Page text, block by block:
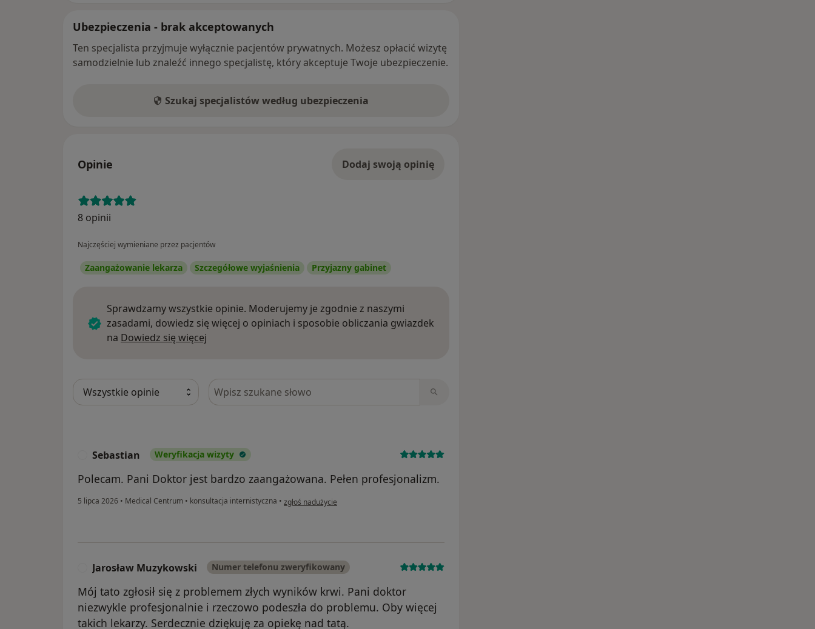
Ubezpieczenia - brak akceptowanych
Ten specjalista przyjmuje wyłącznie pacjentów prywatnych. Możesz opłacić wizytę
samodzielnie lub znaleźć innego specjalistę, który akceptuje Twoje ubezpieczenie.
Szukaj specjalistów według ubezpieczenia
Opinie Dodaj swoją opinię
8 opinii
Najczęściej wymieniane przez pacjentów
Zaangażowanie lekarza Szczegółowe wyjaśnienia Przyjazny gabinet
Sprawdzamy wszystkie opinie. Moderujemy je zgodnie z naszymi
zasadami, dowiedz się więcej o opiniach i sposobie obliczania gwiazdek
na Dowiedz się więcej
Szukaj w opiniach
Sebastian Weryfikacja wizyty
Polecam. Pani Doktor jest bardzo zaangażowana. Pełen profesjonalizm.
5 lipca 2026 • Medical Centrum • konsultacja internistyczna • w opinii użytkownika Sebastian
zgłoś nadużycie
Jarosław Muzykowski Numer telefonu zweryfikowany
Mój tato zgłosił się z problemem złych wyników krwi. Pani doktor
niezwykle profesjonalnie i rzeczowo podeszła do problemu. Oby więcej
takich lekarzy. Serdecznie dziękuję za opiekę nad tatą.